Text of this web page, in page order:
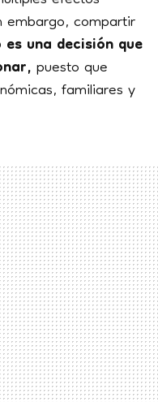
embargo, compartir
es una decisión que
puesto que
familiares y